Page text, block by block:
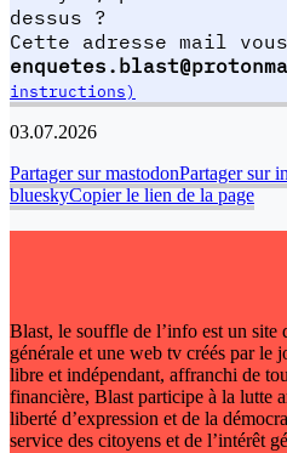
dessus ?
Cette adresse mail
instructions)
03.07.2026
Partager sur mastodonPartager sur
blueskyCopier le lien de la page
Blast, le souffle de l’info est un site
générale et une web tv créés par le
libre et indépendant, affranchi de
financière, Blast participe à la lutte
liberté d’expression et de la
service des citoyens et de l’intérêt